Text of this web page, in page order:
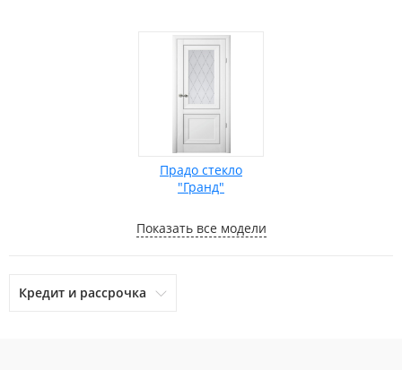
Прадо стекло
"Гранд"
Показать все модели
Кредит и рассрочка